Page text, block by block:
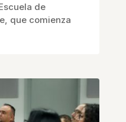
de
que comienza